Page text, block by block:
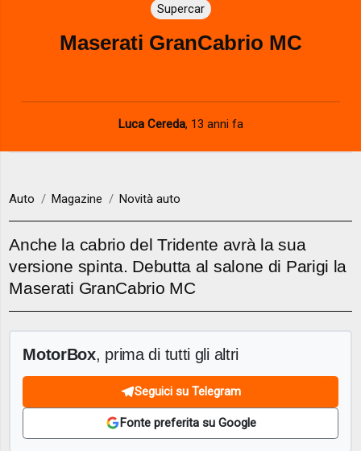
Supercar
Maserati GranCabrio MC
Luca Cereda, 13 anni fa
Auto Magazine Novità auto
Anche la cabrio del Tridente avrà la sua
versione spinta. Debutta al salone di Parigi la
Maserati GranCabrio MC
MotorBox, prima di tutti gli altri
Seguici su Telegram
Fonte preferita su Google